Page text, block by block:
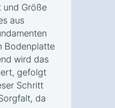
und Größe
aus
Bodenplatte
wird das
gefolgt
Schritt
da